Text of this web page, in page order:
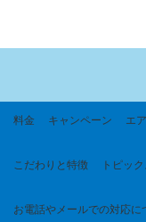
料金 キャンペーン エ
こだわりと特徴 トピック
お電話やメールでの対応に